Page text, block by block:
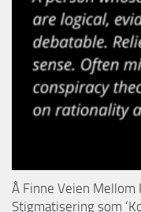
Å Finne Veien Mellom
Stigmatisering som